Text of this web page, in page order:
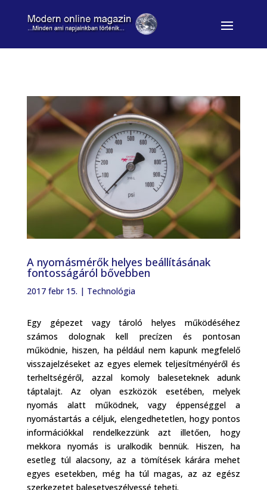
A nyomásmérők helyes beállításának
fontosságáról bővebben
2017 febr 15. | Technológia
Egy gépezet vagy tároló helyes működéséhez
számos dolognak kell precízen és pontosan
működnie, hiszen, ha például nem kapunk megfelelő
visszajelzéseket az egyes elemek teljesítményéről és
terheltségéről, azzal komoly baleseteknek adunk
táptalajt. Az olyan eszközök esetében, melyek
nyomás alatt működnek, vagy éppenséggel a
nyomástartás a céljuk, elengedhetetlen, hogy pontos
információkkal rendelkezzünk azt illetően, hogy
mekkora nyomás is uralkodik bennük. Hiszen, ha
esetleg túl alacsony, az a tömítések kárára mehet
egyes esetekben, még ha túl magas, az az egész
szerkezetet balesetveszélyessé teheti.